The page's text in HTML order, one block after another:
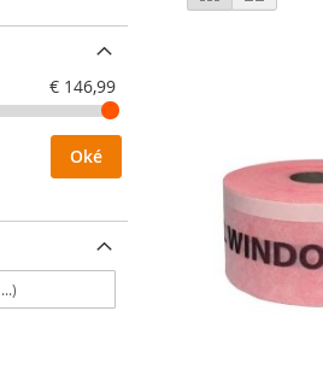
als
tabel
€ 146,99
Oké